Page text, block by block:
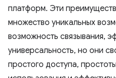
платформ. Эти
множество уникальных
возможность связывания,
универсальность, но они
простого доступа,